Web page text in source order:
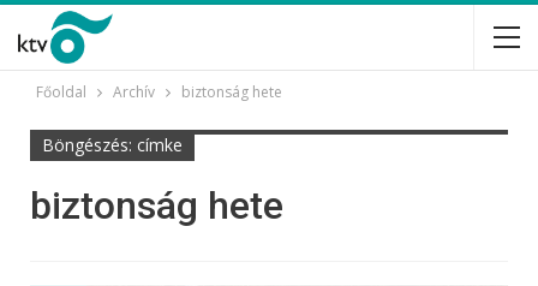
Főoldal Archív biztonság hete
Böngészés: címke
biztonság hete